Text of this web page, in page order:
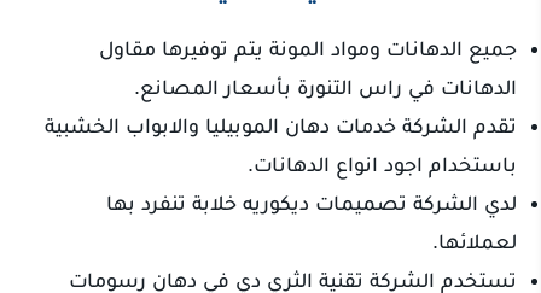
جميع الدهانات ومواد المونة يتم توفيرها مقاول
الدهانات في راس التنورة بأسعار المصانع.
تقدم الشركة خدمات دهان الموبيليا والابواب الخشبية
باستخدام اجود انواع الدهانات.
لدي الشركة تصميمات ديكوريه خلابة تنفرد بها
لعملائها.
تستخدم الشركة تقنية الثري دي في دهان رسومات